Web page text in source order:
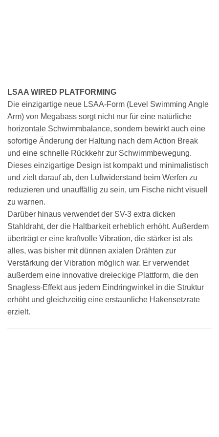
LSAA WIRED PLATFORMING
Die einzigartige neue LSAA-Form (Level Swimming Angle
Arm) von Megabass sorgt nicht nur für eine natürliche
horizontale Schwimmbalance, sondern bewirkt auch eine
sofortige Änderung der Haltung nach dem Action Break
und eine schnelle Rückkehr zur Schwimmbewegung.
Dieses einzigartige Design ist kompakt und minimalistisch
und zielt darauf ab, den Luftwiderstand beim Werfen zu
reduzieren und unauffällig zu sein, um Fische nicht visuell
zu warnen.
Darüber hinaus verwendet der SV-3 extra dicken
Stahldraht, der die Haltbarkeit erheblich erhöht. Außerdem
überträgt er eine kraftvolle Vibration, die stärker ist als
alles, was bisher mit dünnen axialen Drähten zur
Verstärkung der Vibration möglich war. Er verwendet
außerdem eine innovative dreieckige Plattform, die den
Snagless-Effekt aus jedem Eindringwinkel in die Struktur
erhöht und gleichzeitig eine erstaunliche Hakensetzrate
erzielt.